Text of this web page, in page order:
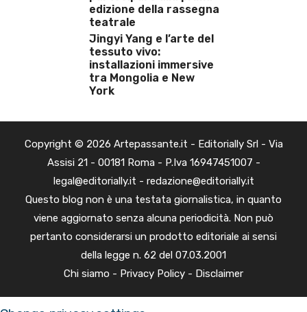
edizione della rassegna
teatrale
Jingyi Yang e l’arte del
tessuto vivo:
installazioni immersive
tra Mongolia e New
York
Copyright © 2026 Artepassante.it - Editorially Srl - Via
Assisi 21 - 00181 Roma - P.Iva 16947451007 -
legal@editorially.it - redazione@editorially.it
Questo blog non è una testata giornalistica, in quanto
viene aggiornato senza alcuna periodicità. Non può
pertanto considerarsi un prodotto editoriale ai sensi
della legge n. 62 del 07.03.2001
Chi siamo - Privacy Policy - Disclaimer